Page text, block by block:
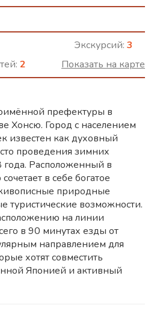
Экскурсий: 3
2 Показать на карте
префектуры в
Хонсю. Город с населением
известен как духовный
проведения зимних
Расположенный в
в себе богатое
природные
туристические возможности.
на линии
в 90 минутах езды от
направлением для
хотят совместить
Японией и активный